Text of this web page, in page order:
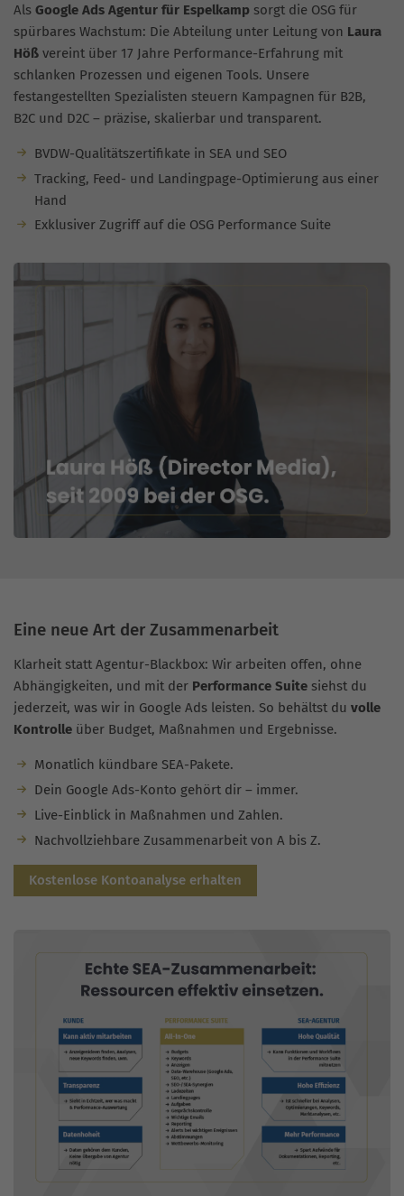
Als Google Ads Agentur für Espelkamp sorgt die OSG für
spürbares Wachstum: Die Abteilung unter Leitung von Laura
Höß vereint über 17 Jahre Performance-Erfahrung mit
schlanken Prozessen und eigenen Tools. Unsere
festangestellten Spezialisten steuern Kampagnen für B2B,
B2C und D2C – präzise, skalierbar und transparent.
BVDW-Qualitätszertifikate in SEA und SEO
Tracking, Feed- und Landingpage-Optimierung aus einer
Hand
Exklusiver Zugriff auf die OSG Performance Suite
Eine neue Art der Zusammenarbeit
Klarheit statt Agentur-Blackbox: Wir arbeiten offen, ohne
Abhängigkeiten, und mit der Performance Suite siehst du
jederzeit, was wir in Google Ads leisten. So behältst du volle
Kontrolle über Budget, Maßnahmen und Ergebnisse.
Monatlich kündbare SEA-Pakete.
Dein Google Ads-Konto gehört dir – immer.
Live-Einblick in Maßnahmen und Zahlen.
Nachvollziehbare Zusammenarbeit von A bis Z.
Kostenlose Kontoanalyse erhalten